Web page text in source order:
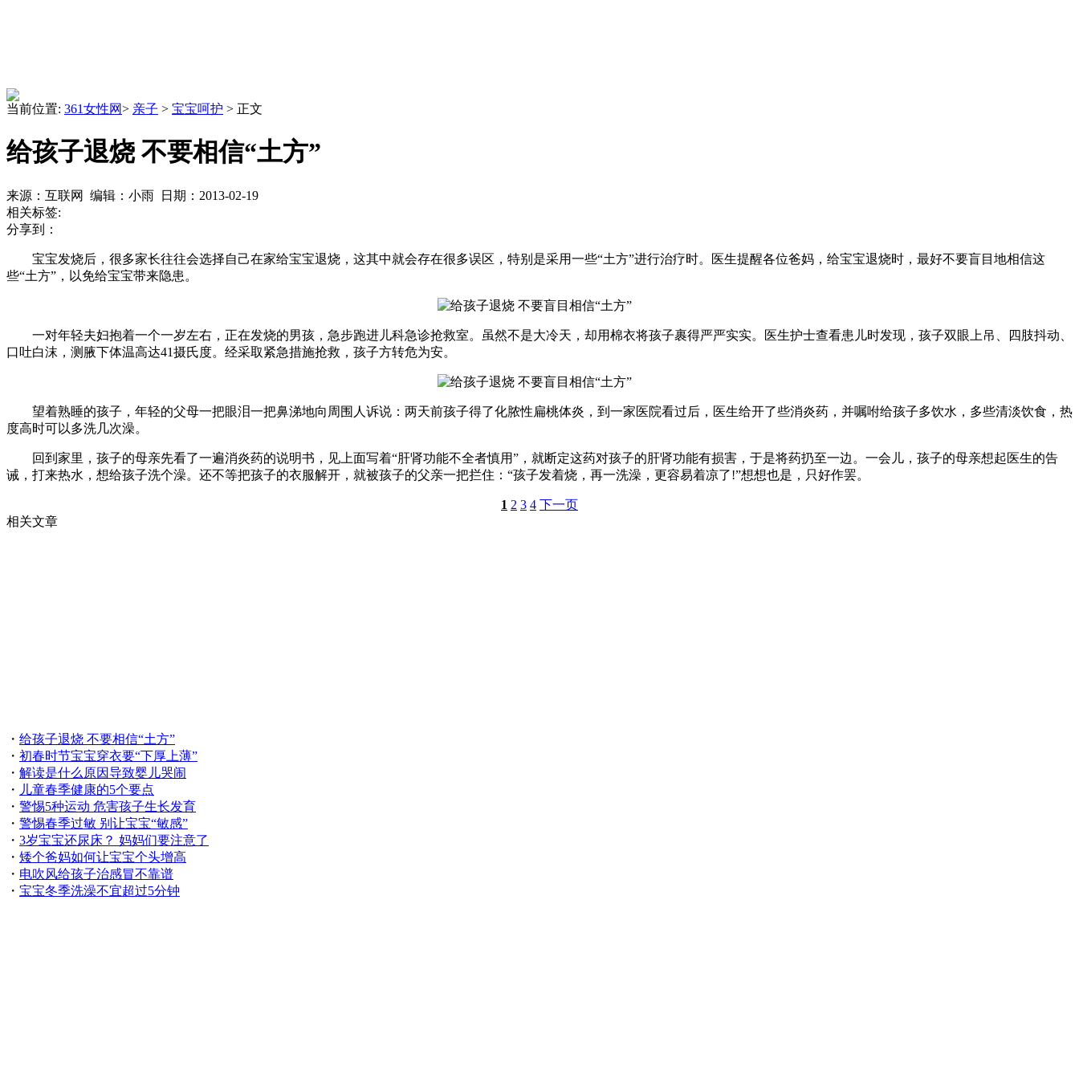
当前位置: 361女性网> 亲子 > 宝宝呵护 > 正文
给孩子退烧 不要相信“土方”
来源：互联网 编辑：小雨 日期：2013-02-19
相关标签:
分享到：
宝宝发烧后，很多家长往往会选择自己在家给宝宝退烧，这其中就会存在很多误区，特别是采用一些“土方”进行治疗时。医生提醒各位爸妈，给宝宝退烧时，最好不要盲目地相信这
些“土方”，以免给宝宝带来隐患。
一对年轻夫妇抱着一个一岁左右，正在发烧的男孩，急步跑进儿科急诊抢救室。虽然不是大冷天，却用棉衣将孩子裹得严严实实。医生护士查看患儿时发现，孩子双眼上吊、四肢抖动、
口吐白沫，测腋下体温高达41摄氏度。经采取紧急措施抢救，孩子方转危为安。
望着熟睡的孩子，年轻的父母一把眼泪一把鼻涕地向周围人诉说：两天前孩子得了化脓性扁桃体炎，到一家医院看过后，医生给开了些消炎药，并嘱咐给孩子多饮水，多些清淡饮食，热
度高时可以多洗几次澡。
回到家里，孩子的母亲先看了一遍消炎药的说明书，见上面写着“肝肾功能不全者慎用”，就断定这药对孩子的肝肾功能有损害，于是将药扔至一边。一会儿，孩子的母亲想起医生的告
诫，打来热水，想给孩子洗个澡。还不等把孩子的衣服解开，就被孩子的父亲一把拦住：“孩子发着烧，再一洗澡，更容易着凉了!”想想也是，只好作罢。
1 2 3 4 下一页
相关文章
・ 给孩子退烧 不要相信“土方”
・ 初春时节宝宝穿衣要“下厚上薄”
・ 解读是什么原因导致婴儿哭闹
・ 儿童春季健康的5个要点
・ 警惕5种运动 危害孩子生长发育
・ 警惕春季过敏 别让宝宝“敏感”
・ 3岁宝宝还尿床？ 妈妈们要注意了
・ 矮个爸妈如何让宝宝个头增高
・ 电吹风给孩子治感冒不靠谱
・ 宝宝冬季洗澡不宜超过5分钟